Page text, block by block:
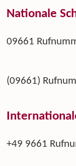
Nationale
09661
(09661)
+49 9661